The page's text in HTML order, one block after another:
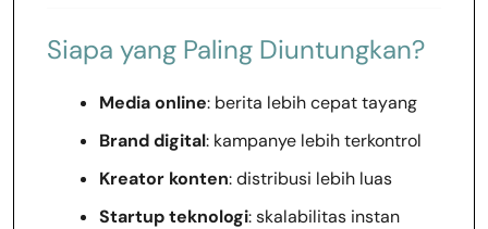
Siapa yang Paling Diuntungkan?
Media online: berita lebih cepat tayang
Brand digital: kampanye lebih terkontrol
Kreator konten: distribusi lebih luas
Startup teknologi: skalabilitas instan